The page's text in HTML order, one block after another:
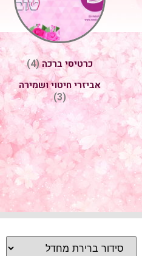
כרטיסי ברכה(4)
אביזרי חיטוי ושמירה
(3)